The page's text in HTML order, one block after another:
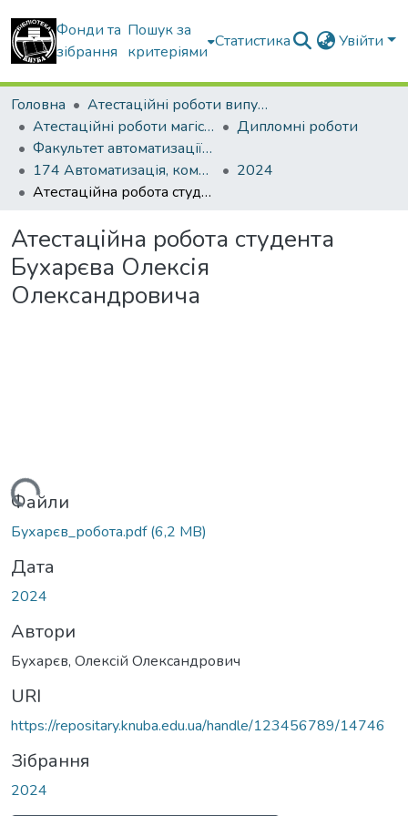
Фонди та
зібрання
Пошук за
критеріями
Статистика Увійти
Головна
Атестаційні роботи випускників
Атестаційні роботи магістрів
Дипломні роботи
Факультет автоматизації і інформаційних технологій
174 Автоматизація, комп'ютерно-інтегровані технології та робототехніка
2024
Атестаційна робота студента Бухарєва Олексія Олександровича
Атестаційна робота студента
Бухарєва Олексія
Олександровича
Вантажиться...
Файли
Бухарєв_робота.pdf(6,2 MB)
Дата
2024
Автори
Бухарєв, Олексій Олександрович
URI
https://repositary.knuba.edu.ua/handle/123456789/14746
Зібрання
2024